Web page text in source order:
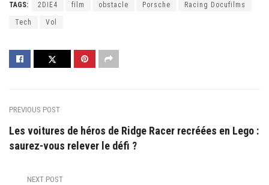
TAGS: 2DIE4 film obstacle Porsche Racing Docufilms
Tech Vol
PREVIOUS POST
Les voitures de héros de Ridge Racer recréées en Lego :
saurez-vous relever le défi ?
NEXT POST